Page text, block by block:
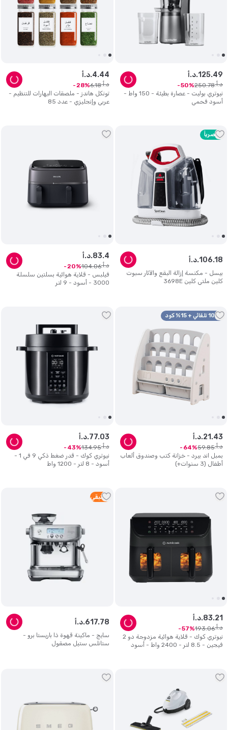
نيوتري بوليت - عصارة بطيئة - 150 واط -
أسود فحمي
د.أ.125.49
د.أ. 250.78
50
تونكل هاندز - ملصقات البهارات للتنظيم -
عربي وإنجليزي - عدد 85
د.أ.4.44
د.أ. 6.18
28
حصرياً
بيسل - مكنسة إزالة البقع والآثار سبوت
كلين ملتي كلين 3698E
د.أ.106.18
فيلبس - قلاية هوائية بسلتين سلسلة
3000 - أسود - 9 لتر
د.أ.83.4
د.أ. 104.06
20
10% تلقائي + 15% كود
بمبل اند بيرد - خزانة كتب وصندوق ألعاب
أطفال (3 سنوات+)
د.أ.21 .43
د.أ. 59.85
64
نيوتري كوك - قدر ضغط ذكي 9 في 1 -
أسود - 8 لتر - 1200 واط
د.أ.77.03
د.أ. 134.95
43
نيوتري كوك - قلاية هوائية مزدوجة دو 2
فيجين - 8.5 لتر - 2400 واط - أسود
د.أ.83.21
د.أ. 193.06
57
1 متبقي
سايج - ماكينة قهوة ذا باريستا برو -
ستانلس ستيل مصقول
د.أ.617.78